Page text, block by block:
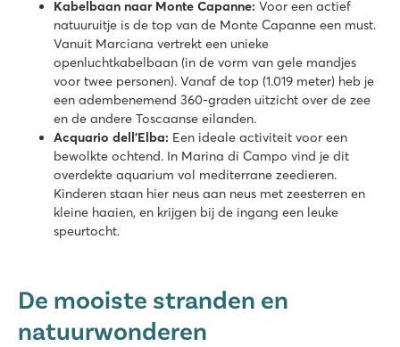
Kabelbaan naar Monte Capanne: Voor een actief
natuuruitje is de top van de Monte Capanne een must.
Vanuit Marciana vertrekt een unieke
openluchtkabelbaan (in de vorm van gele mandjes
voor twee personen). Vanaf de top (1.019 meter) heb je
een adembenemend 360-graden uitzicht over de zee
en de andere Toscaanse eilanden.
Acquario dell’Elba: Een ideale activiteit voor een
bewolkte ochtend. In Marina di Campo vind je dit
overdekte aquarium vol mediterrane zeedieren.
Kinderen staan hier neus aan neus met zeesterren en
kleine haaien, en krijgen bij de ingang een leuke
speurtocht.
De mooiste stranden en
natuurwonderen